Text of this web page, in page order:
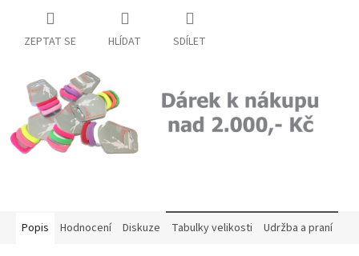
ZEPTAT SE HLÍDAT SDÍLET
Popis Hodnocení Diskuze Tabulky velikosti Udržba a praní